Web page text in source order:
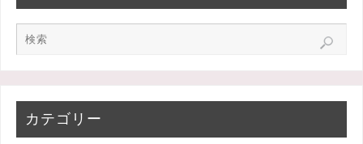
カテゴリー